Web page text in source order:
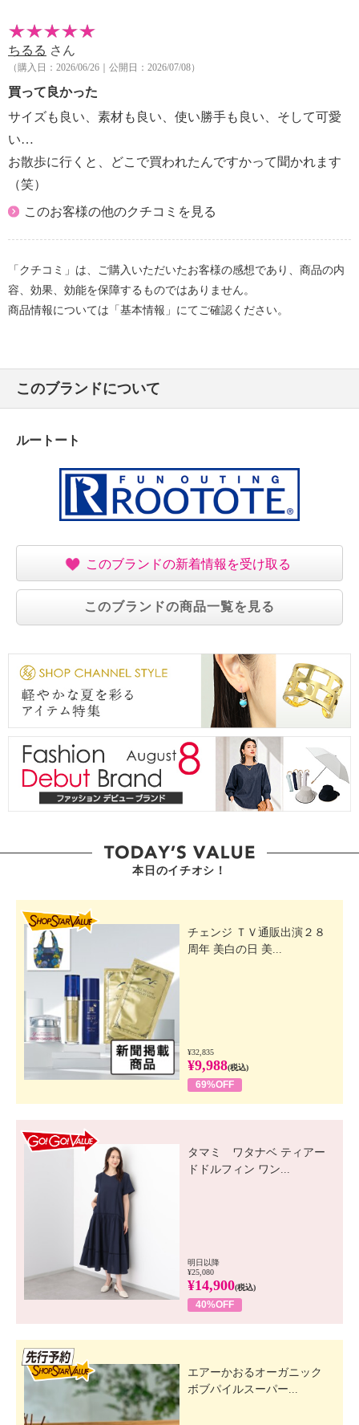
・中国製
ちるる さん
（購入日：2026/06/26｜公開日：2026/07/08）
買って良かった
サイズも良い、素材も良い、使い勝手も良い、そして可愛
い…
お散歩に行くと、どこで買われたんですかって聞かれます
（笑）
このお客様の他のクチコミを見る
「クチコミ」は、ご購入いただいたお客様の感想であり、商品の内
容、効果、効能を保障するものではありません。
商品情報については「基本情報」にてご確認ください。
このブランドについて
ルートート
このブランドの新着情報を受け取る
このブランドの商品一覧を見る
本日のイチオシ！
チェンジ ＴＶ通販出演２８
周年 美白の日 美...
¥32,835
¥9,988(税込)
69%OFF
タマミ ワタナベ ティアー
ドドルフィン ワン...
明日以降
¥25,080
¥14,900(税込)
40%OFF
エアーかおるオーガニック
ボブパイルスーパー...